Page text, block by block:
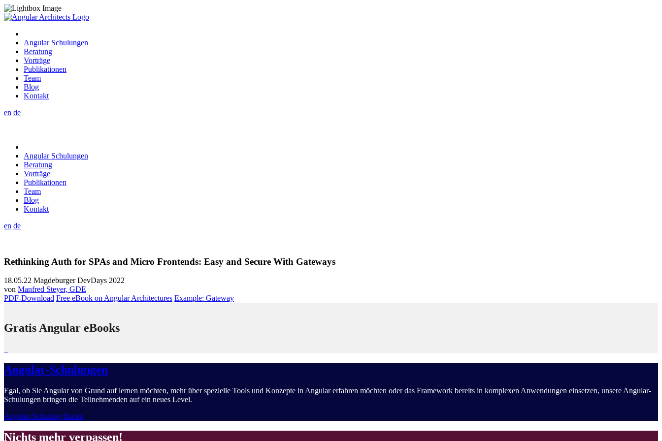
Angular Schulungen
Beratung
Vorträge
Publikationen
Team
Blog
Kontakt
en de
Angular Schulungen
Beratung
Vorträge
Publikationen
Team
Blog
Kontakt
en de
Rethinking Auth for SPAs and Micro Frontends: Easy and Secure With Gateways
18.05.22 Magdeburger DevDays 2022
von Manfred Steyer, GDE
PDF-Download Free eBook on Angular Architectures Example: Gateway
Gratis Angular eBooks
Angular-Schulungen
Egal, ob Sie Angular von Grund auf lernen möchten, mehr über spezielle Tools und Konzepte in Angular erfahren möchten oder das Framework bereits in komplexen Anwendungen einsetzen, unsere Angular-
Schulungen bringen die Teilnehmenden auf ein neues Level.
Angular-Schulung finden
Nichts mehr verpassen!